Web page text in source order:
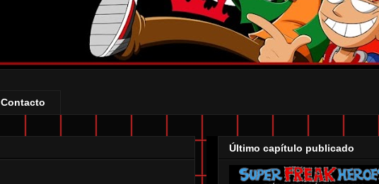
Contacto
Último capítulo publicado